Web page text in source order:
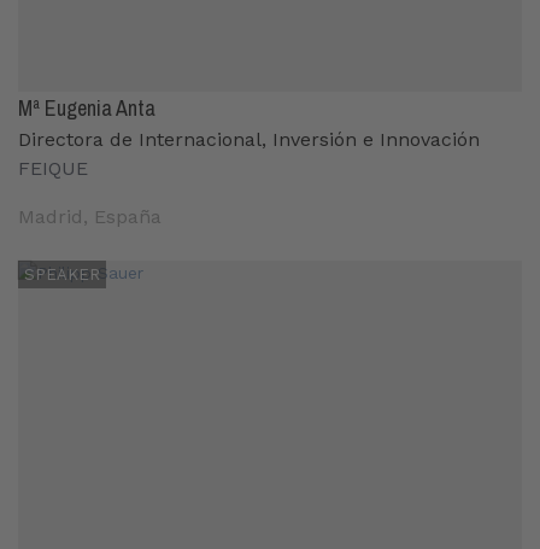
Mª Eugenia Anta
Directora de Internacional, Inversión e Innovación
FEIQUE
Madrid, España
SPEAKER